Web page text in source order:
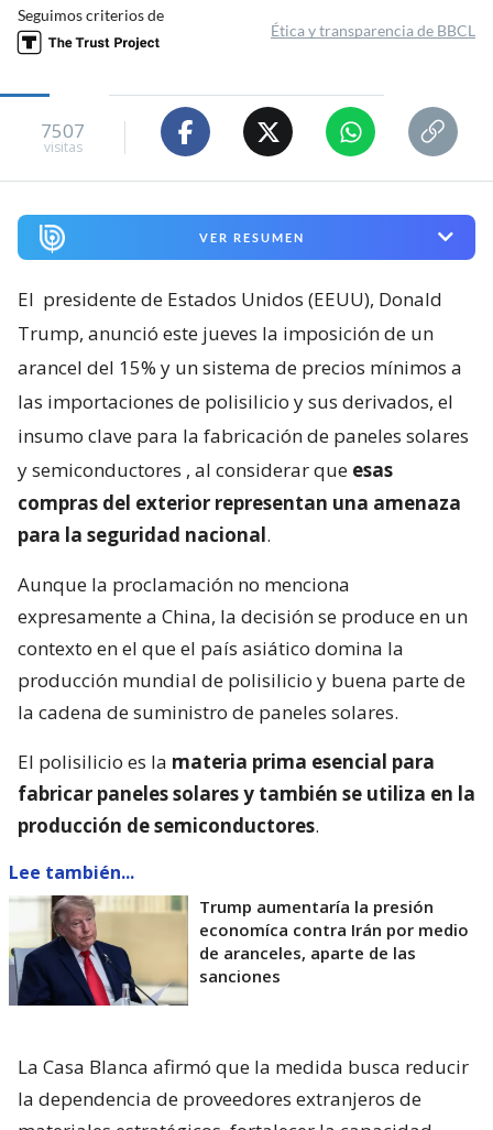
Seguimos criterios de
Ética y transparencia de BBCL
7507
visitas
VER RESUMEN
El presidente de Estados Unidos (EEUU), Donald
Trump, anunció este jueves la imposición de un
arancel del 15% y un sistema de precios mínimos a
las importaciones de polisilicio y sus derivados, el
insumo clave para la fabricación de paneles solares
y semiconductores , al considerar que esas
compras del exterior representan una amenaza
para la seguridad nacional.
Aunque la proclamación no menciona
expresamente a China, la decisión se produce en un
contexto en el que el país asiático domina la
producción mundial de polisilicio y buena parte de
la cadena de suministro de paneles solares.
El polisilicio es la materia prima esencial para
fabricar paneles solares y también se utiliza en la
producción de semiconductores.
Lee también...
Trump aumentaría la presión
economíca contra Irán por medio
de aranceles, aparte de las
sanciones
La Casa Blanca afirmó que la medida busca reducir
la dependencia de proveedores extranjeros de